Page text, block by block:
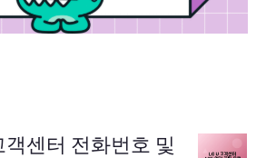
센터 전화번호 및